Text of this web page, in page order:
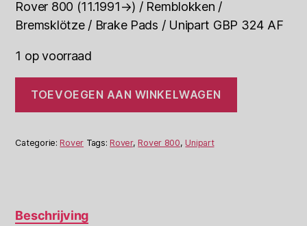
Rover 800 (11.1991→) / Remblokken /
Bremsklötze / Brake Pads / Unipart GBP 324 AF
1 op voorraad
800
Remblokken
Unipart
GBP324AF
TOEVOEGEN AAN WINKELWAGEN
Categorie: Rover Tags: Rover, Rover 800, Unipart
Beschrijving